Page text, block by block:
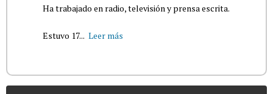
Ha trabajado en radio, televisión y prensa escrita.
Estuvo 17... Leer más